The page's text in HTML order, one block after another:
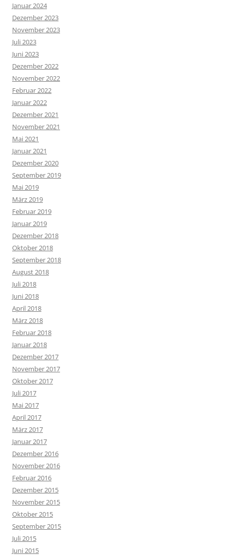
Januar 2024
Dezember 2023
November 2023
Juli 2023
Juni 2023
Dezember 2022
November 2022
Februar 2022
Januar 2022
Dezember 2021
November 2021
Mai 2021
Januar 2021
Dezember 2020
September 2019
Mai 2019
März 2019
Februar 2019
Januar 2019
Dezember 2018
Oktober 2018
September 2018
August 2018
Juli 2018
Juni 2018
April 2018
März 2018
Februar 2018
Januar 2018
Dezember 2017
November 2017
Oktober 2017
Juli 2017
Mai 2017
April 2017
März 2017
Januar 2017
Dezember 2016
November 2016
Februar 2016
Dezember 2015
November 2015
Oktober 2015
September 2015
Juli 2015
Juni 2015